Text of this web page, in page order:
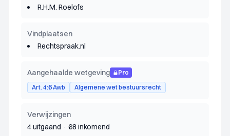
R.H.M. Roelofs
Vindplaatsen
Rechtspraak.nl
Aangehaalde wetgeving
Pro
Art. 4:6 Awb
Algemene wet bestuursrecht
Verwijzingen
4 uitgaand · 68 inkomend